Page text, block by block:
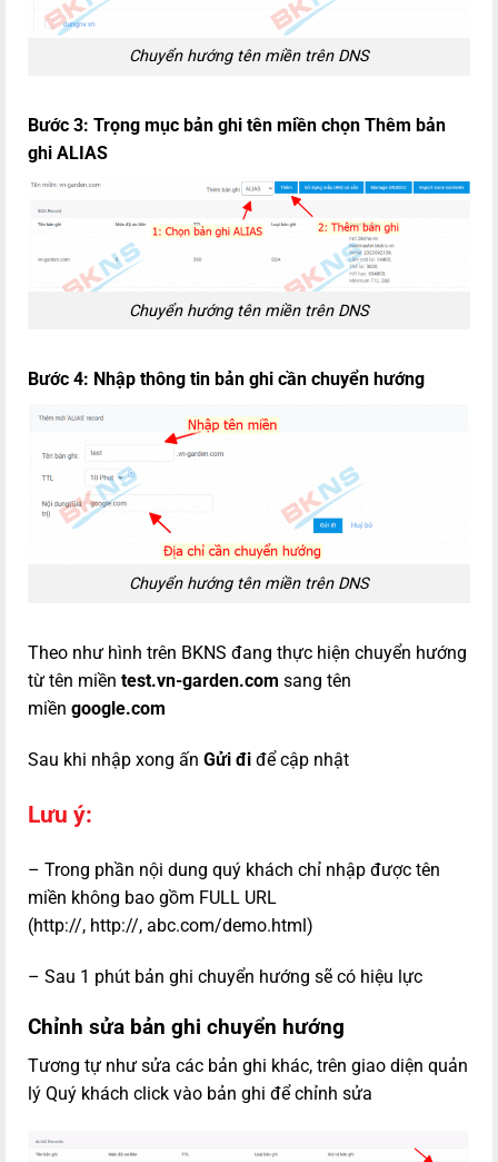
Chuyển hướng tên miền trên DNS
Bước 3: Trọng mục bản ghi tên miền chọn Thêm bản
ghi ALIAS
Chuyển hướng tên miền trên DNS
Bước 4: Nhập thông tin bản ghi cần chuyển hướng
Chuyển hướng tên miền trên DNS
Theo như hình trên BKNS đang thực hiện chuyển hướng
từ tên miền test.vn-garden.com sang tên
miền google.com
Sau khi nhập xong ấn Gửi đi để cập nhật
Lưu ý:
– Trong phần nội dung quý khách chỉ nhập được tên
miền không bao gồm FULL URL
(http://, http://, abc.com/demo.html)
– Sau 1 phút bản ghi chuyển hướng sẽ có hiệu lực
Chỉnh sửa bản ghi chuyển hướng
Tương tự như sửa các bản ghi khác, trên giao diện quản
lý Quý khách click vào bản ghi để chỉnh sửa